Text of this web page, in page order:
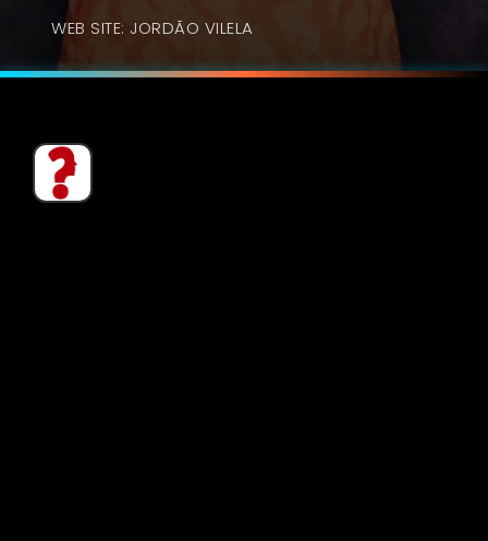
WEB SITE: JORDÃO VILELA